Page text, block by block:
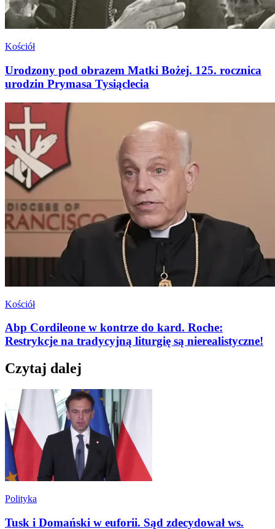
Kościół
Urodzony pod obrazem Matki Bożej. 125. rocznica
urodzin Prymasa Tysiąclecia
Kościół
Abp Cordileone w kontrze do kard. Roche:
Restrykcje na tradycyjną liturgię są nierealistyczne!
Czytaj dalej
Polityka
Tusk i Domański w euforii. Sąd zdecydował ws.